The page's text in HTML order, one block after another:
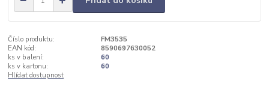
Číslo produktu:
FM3535
EAN kód:
8590697630052
ks v balení:
60
ks v kartonu:
60
Hlídat dostupnost